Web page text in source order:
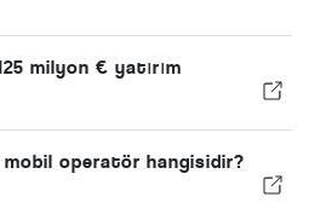
milyon € yatırım
operatör hangisidir?